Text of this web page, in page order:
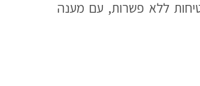
ללא פשרות, עם מענה